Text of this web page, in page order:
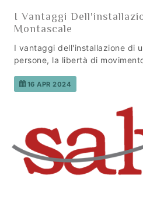
I Vantaggi
Montascale
I vantaggi dell'installazione di
persone, la libertà di
16 APR 2024